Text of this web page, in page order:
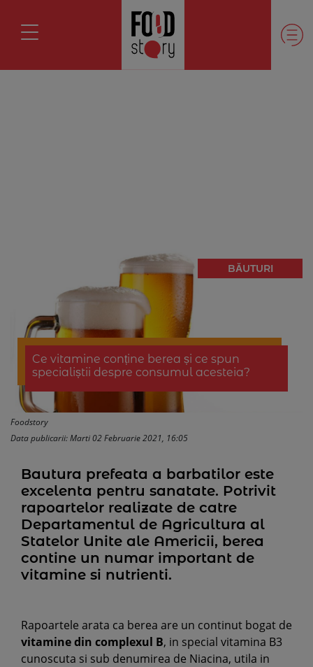
BĂUTURI
Ce vitamine conține berea și ce spun
specialiștii despre consumul acesteia?
Foodstory
Data publicarii: Marti 02 Februarie 2021, 16:05
Bautura prefeata a barbatilor este
excelenta pentru sanatate. Potrivit
rapoartelor realizate de catre
Departamentul de Agricultura al
Statelor Unite ale Americii, berea
contine un numar important de
vitamine si nutrienti.
Rapoartele arata ca berea are un continut bogat de
vitamine din complexul B, in special vitamina B3
cunoscuta si sub denumirea de Niacina, utila in